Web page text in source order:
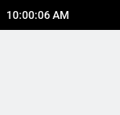
10:00:07 AM